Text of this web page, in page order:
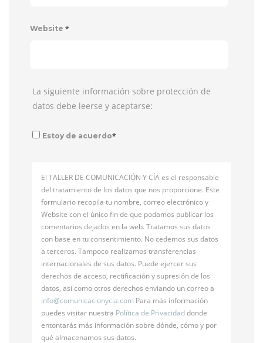
Website *
La siguiente información sobre protección de
datos debe leerse y aceptarse:
Estoy de acuerdo*
El TALLER DE COMUNICACIÓN Y CÍA es el responsable
del tratamiento de los datos que nos proporcione. Este
formulario recopila tu nombre, correo electrónico y
Website con el único fin de que podamos publicar los
comentarios dejados en la web. Tratamos sus datos
con base en tu consentimiento. No cedemos sus datos
a terceros. Tampoco realizamos transferencias
internacionales de sus datos. Puede ejercer sus
derechos de acceso, rectificación y supresión de los
datos, así como otros derechos enviando un correo a
info@comunicacionycia.com Para más información
puedes visitar nuestra Política de Privacidaddonde
entontarás más información sobre dónde, cómo y por
qué almacenamos sus datos.